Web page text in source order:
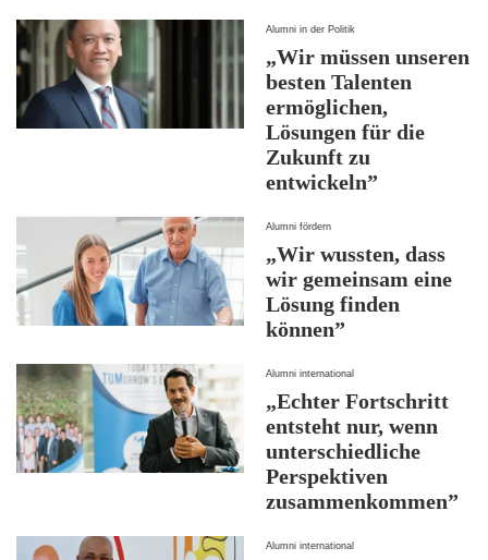
Alumni in der Politik
„Wir müssen unseren
besten Talenten
ermöglichen,
Lösungen für die
Zukunft zu
entwickeln”
Alumni fördern
„Wir wussten, dass
wir gemeinsam eine
Lösung finden
können”
Alumni international
„Echter Fortschritt
entsteht nur, wenn
unterschiedliche
Perspektiven
zusammenkommen”
Alumni international